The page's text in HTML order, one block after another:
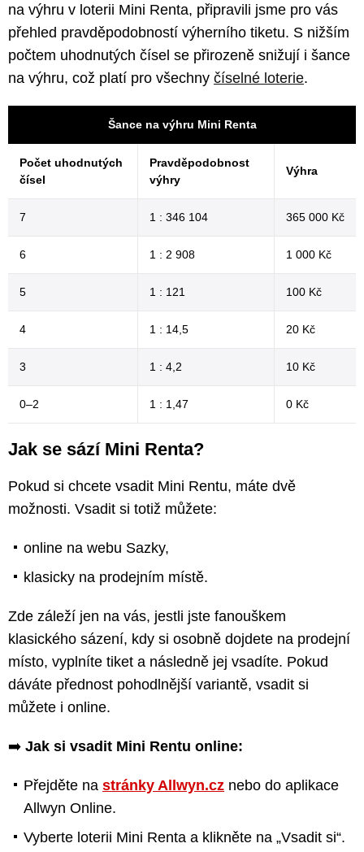
na výhru v loterii Mini Renta, připravili jsme pro vás
přehled pravděpodobností výherního tiketu. S nižším
počtem uhodnutých čísel se přirozeně snižují i šance
na výhru, což platí pro všechny číselné loterie.
Šance na výhru Mini Renta
Počet uhodnutých
čísel
Pravděpodobnost
výhry
Výhra
7 1 : 346 104 365 000 Kč
6 1 : 2 908 1 000 Kč
5 1 : 121 100 Kč
4 1 : 14,5 20 Kč
3 1 : 4,2 10 Kč
0–2 1 : 1,47 0 Kč
Jak se sází Mini Renta?
Pokud si chcete vsadit Mini Rentu, máte dvě
možnosti. Vsadit si totiž můžete:
online na webu Sazky,
klasicky na prodejním místě.
Zde záleží jen na vás, jestli jste fanouškem
klasického sázení, kdy si osobně dojdete na prodejní
místo, vyplníte tiket a následně jej vsadíte. Pokud
dáváte přednost pohodlnější variantě, vsadit si
můžete i online.
➡️ Jak si vsadit Mini Rentu online:
Přejděte na stránky Allwyn.cz nebo do aplikace
Allwyn Online.
Vyberte loterii Mini Renta a klikněte na „Vsadit si“.